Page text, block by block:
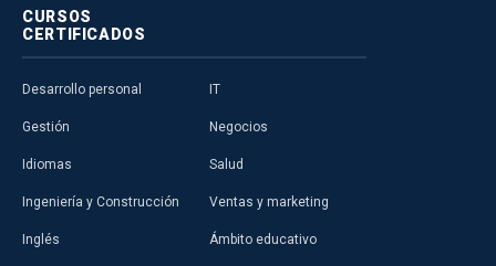
CURSOS
CERTIFICADOS
Desarrollo personal
Gestión
Idiomas
Ingeniería y Construcción
Inglés
IT
Negocios
Salud
Ventas y marketing
Ámbito educativo